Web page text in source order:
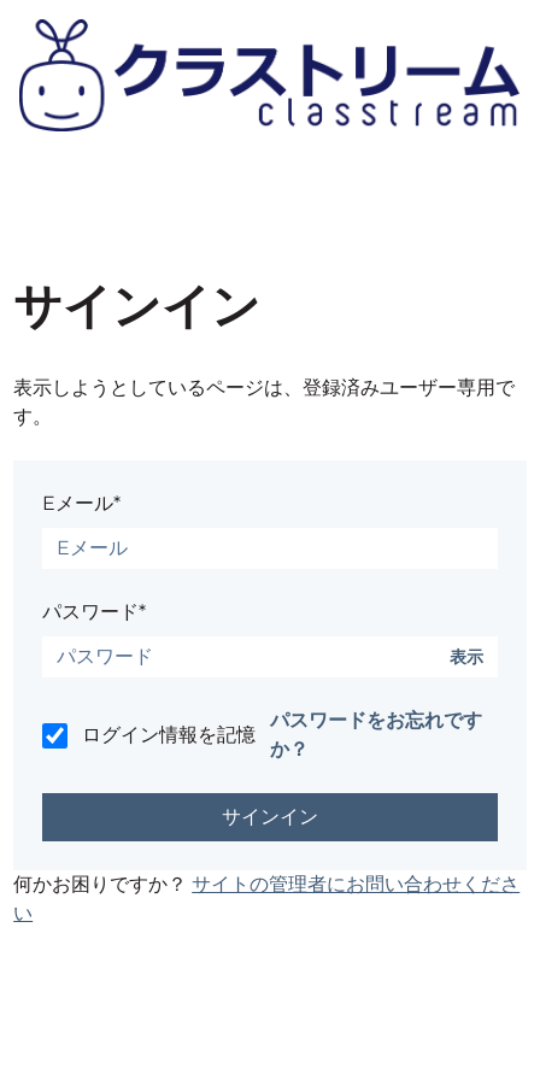
サインイン
表示しようとしているページは、登録済みユーザー専用で
す。
Eメール*
パスワード*
表示
ログイン情報を記憶
パスワードをお忘れです
か？
何かお困りですか？サイトの管理者にお問い合わせくださ
い